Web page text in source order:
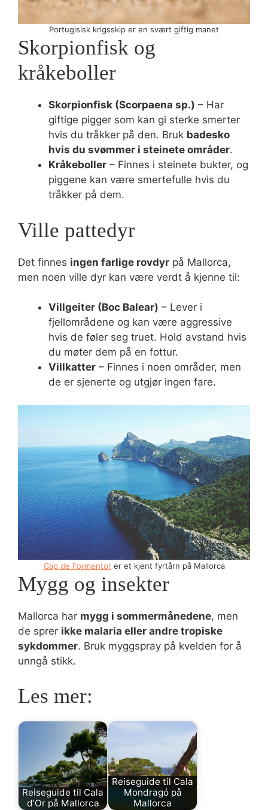
Portugisisk krigsskip er en svært giftig manet
Skorpionfisk og
kråkeboller
Skorpionfisk (Scorpaena sp.) – Har
giftige pigger som kan gi sterke smerter
hvis du tråkker på den. Bruk badesko
hvis du svømmer i steinete områder.
Kråkeboller – Finnes i steinete bukter, og
piggene kan være smertefulle hvis du
tråkker på dem.
Ville pattedyr
Det finnes ingen farlige rovdyr på Mallorca,
men noen ville dyr kan være verdt å kjenne til:
Villgeiter (Boc Balear) – Lever i
fjellområdene og kan være aggressive
hvis de føler seg truet. Hold avstand hvis
du møter dem på en fottur.
Villkatter – Finnes i noen områder, men
de er sjenerte og utgjør ingen fare.
Cap de Formentorer et kjent fyrtårn på Mallorca
Mygg og insekter
Mallorca har mygg i sommermånedene, men
de sprer ikke malaria eller andre tropiske
sykdommer. Bruk myggspray på kvelden for å
unngå stikk.
Les mer:
Reiseguide til Cala
d’Or på Mallorca
Reiseguide til Cala
Mondragó på
Mallorca